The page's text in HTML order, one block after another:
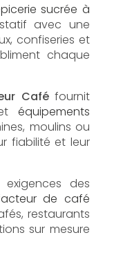
sucrée à
avec une
confiseries et
chaque
Caféfournit
équipements
moulins ou
fiabilité et leur
des
de café
restaurants
sur mesure